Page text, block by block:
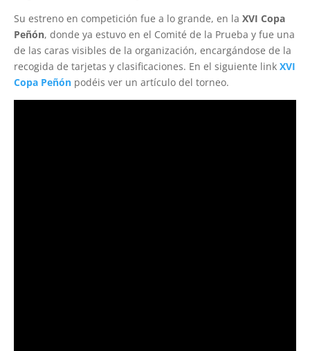
Su estreno en competición fue a lo grande, en la XVI Copa
Peñón, donde ya estuvo en el Comité de la Prueba y fue una
de las caras visibles de la organización, encargándose de la
recogida de tarjetas y clasificaciones. En el siguiente link XVI
Copa Peñón podéis ver un artículo del torneo.